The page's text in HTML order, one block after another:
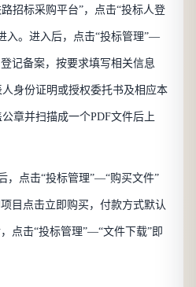
招标采购平台”，点击“投标人登
入。进入后，点击“投标管理”—
记备案，按要求填写相关信息
人身份证明或授权委托书及相应本
章并扫描成一个PDF文件后上
，点击“投标管理”—“购买文件”
目点击立即购买，付款方式默认
点击“投标管理”—“文件下载”即